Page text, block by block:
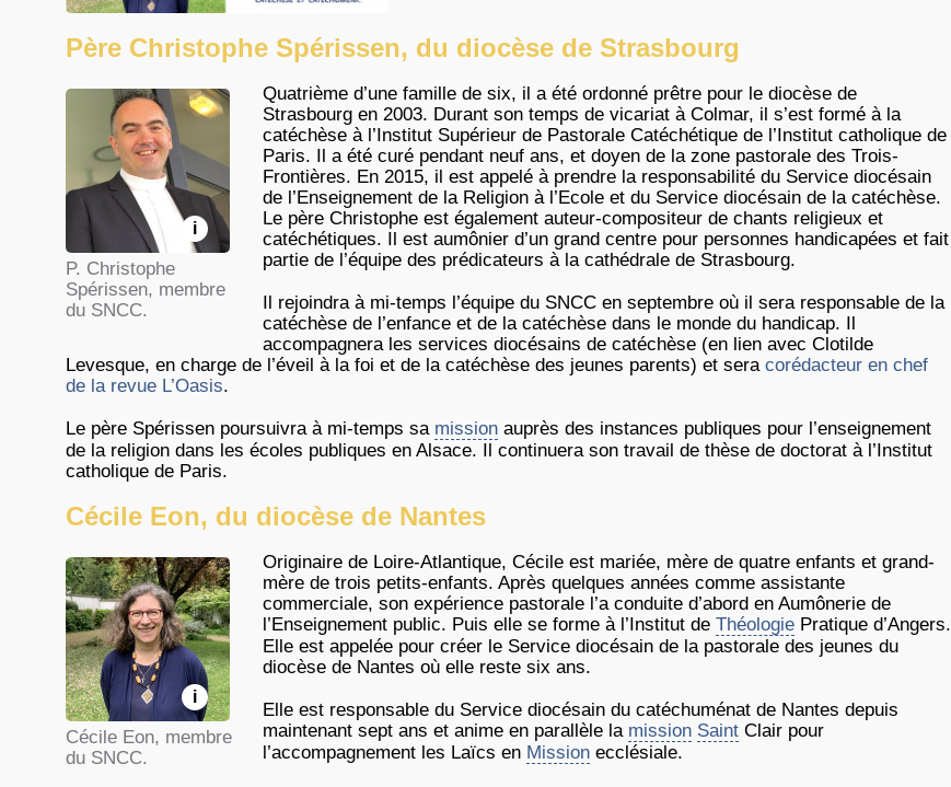
Père Christophe Spérissen, du diocèse de Strasbourg
i
P. Christophe
Spérissen, membre
du SNCC.
Quatrième d’une famille de six, il a été ordonné prêtre pour le diocèse de
Strasbourg en 2003. Durant son temps de vicariat à Colmar, il s’est formé à la
catéchèse à l’Institut Supérieur de Pastorale Catéchétique de l’Institut catholique de
Paris. Il a été curé pendant neuf ans, et doyen de la zone pastorale des Trois-
Frontières. En 2015, il est appelé à prendre la responsabilité du Service diocésain
de l’Enseignement de la Religion à l’Ecole et du Service diocésain de la catéchèse.
Le père Christophe est également auteur-compositeur de chants religieux et
catéchétiques. Il est aumônier d’un grand centre pour personnes handicapées et fait
partie de l’équipe des prédicateurs à la cathédrale de Strasbourg.
Il rejoindra à mi-temps l’équipe du SNCC en septembre où il sera responsable de la
catéchèse de l’enfance et de la catéchèse dans le monde du handicap. Il
accompagnera les services diocésains de catéchèse (en lien avec Clotilde
Levesque, en charge de l’éveil à la foi et de la catéchèse des jeunes parents) et sera corédacteur en chef
de la revue L’Oasis.
Le père Spérissen poursuivra à mi-temps sa mission auprès des instances publiques pour l’enseignement
de la religion dans les écoles publiques en Alsace. Il continuera son travail de thèse de doctorat à l’Institut
catholique de Paris.
Cécile Eon, du diocèse de Nantes
i
Cécile Eon, membre
du SNCC.
Originaire de Loire-Atlantique, Cécile est mariée, mère de quatre enfants et grand-
mère de trois petits-enfants. Après quelques années comme assistante
commerciale, son expérience pastorale l’a conduite d’abord en Aumônerie de
l’Enseignement public. Puis elle se forme à l’Institut de Théologie Pratique d’Angers.
Elle est appelée pour créer le Service diocésain de la pastorale des jeunes du
diocèse de Nantes où elle reste six ans.
Elle est responsable du Service diocésain du catéchuménat de Nantes depuis
maintenant sept ans et anime en parallèle la mission Saint Clair pour
l’accompagnement les Laïcs en Mission ecclésiale.